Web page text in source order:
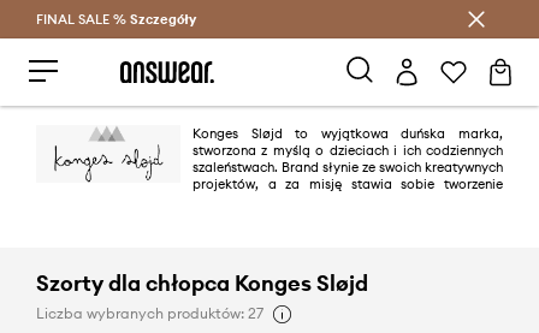
Oszczędzaj z Answear Club >
FINAL SALE % Szczegóły
Konges Sløjd to wyjątkowa duńska marka,
stworzona z myślą o dzieciach i ich codziennych
szaleństwach. Brand słynie ze swoich kreatywnych
projektów, a za misję stawia sobie tworzenie
Szorty dla chłopca Konges Sløjd
Liczba wybranych produktów: 27